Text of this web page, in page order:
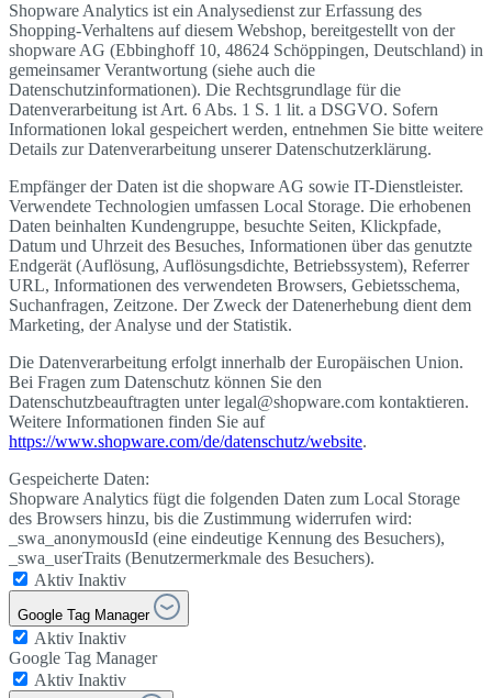
Shopware Analytics ist ein Analysedienst zur Erfassung des
Shopping-Verhaltens auf diesem Webshop, bereitgestellt von der
shopware AG (Ebbinghoff 10, 48624 Schöppingen, Deutschland) in
gemeinsamer Verantwortung (siehe auch die
Datenschutzinformationen). Die Rechtsgrundlage für die
Datenverarbeitung ist Art. 6 Abs. 1 S. 1 lit. a DSGVO. Sofern
Informationen lokal gespeichert werden, entnehmen Sie bitte weitere
Details zur Datenverarbeitung unserer Datenschutzerklärung.
Empfänger der Daten ist die shopware AG sowie IT-Dienstleister.
Verwendete Technologien umfassen Local Storage. Die erhobenen
Daten beinhalten Kundengruppe, besuchte Seiten, Klickpfade,
Datum und Uhrzeit des Besuches, Informationen über das genutzte
Endgerät (Auflösung, Auflösungsdichte, Betriebssystem), Referrer
URL, Informationen des verwendeten Browsers, Gebietsschema,
Suchanfragen, Zeitzone. Der Zweck der Datenerhebung dient dem
Marketing, der Analyse und der Statistik.
Die Datenverarbeitung erfolgt innerhalb der Europäischen Union.
Bei Fragen zum Datenschutz können Sie den
Datenschutzbeauftragten unter legal@shopware.com kontaktieren.
Weitere Informationen finden Sie auf
https://www.shopware.com/de/datenschutz/website.
Gespeicherte Daten:
Shopware Analytics fügt die folgenden Daten zum Local Storage
des Browsers hinzu, bis die Zustimmung widerrufen wird:
_swa_anonymousId (eine eindeutige Kennung des Besuchers),
_swa_userTraits (Benutzermerkmale des Besuchers).
Aktiv Inaktiv
Google Tag Manager
Aktiv Inaktiv
Google Tag Manager
Aktiv Inaktiv